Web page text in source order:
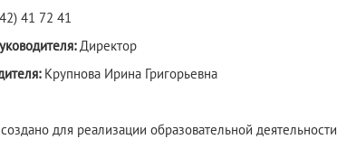
41 72 41
Директор
Крупнова Ирина Григорьевна
для реализации образовательной